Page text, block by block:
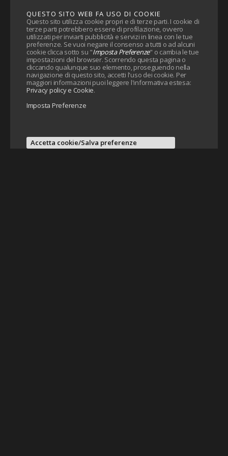
QUESTO SITO WEB FA USO DI COOKIE
Questo sito utilizza cookie propri e di terze parti. I cookie di
terze parti potrebbero essere di profilazione, ovvero
utilizzati per inviarti pubblicità e servizi in linea con le tue
preferenze. Se vuoi negare il consenso a tutti o ad alcuni
cookie clicca sotto su "Imposta Preferenze" o cambia le tue
impostazioni del browser. Scorrendo questa pagina o
cliccando qualunque suo elemento, proseguendo nella
navigazione di questo sito, accetti l'uso dei cookie. Per
maggiori informazioni puoi leggere l'informativa estesa:
Privacy policy e Cookie.
Imposta Preferenze
Accetta cookie/Salva preferenze